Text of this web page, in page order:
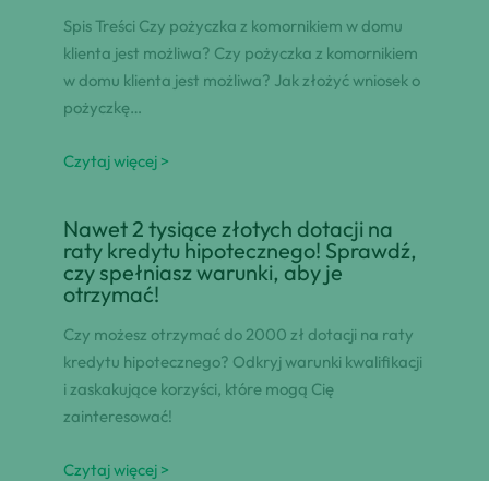
Spis Treści Czy pożyczka z komornikiem w domu
klienta jest możliwa? Czy pożyczka z komornikiem
w domu klienta jest możliwa? Jak złożyć wniosek o
pożyczkę…
Czytaj więcej >
Nawet 2 tysiące złotych dotacji na
raty kredytu hipotecznego! Sprawdź,
czy spełniasz warunki, aby je
otrzymać!
Czy możesz otrzymać do 2000 zł dotacji na raty
kredytu hipotecznego? Odkryj warunki kwalifikacji
i zaskakujące korzyści, które mogą Cię
zainteresować!
Czytaj więcej >